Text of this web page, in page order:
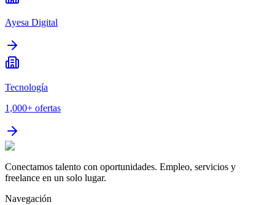
Ayesa Digital
Tecnología
1,000+ ofertas
Conectamos talento con oportunidades. Empleo, servicios y
freelance en un solo lugar.
Navegación